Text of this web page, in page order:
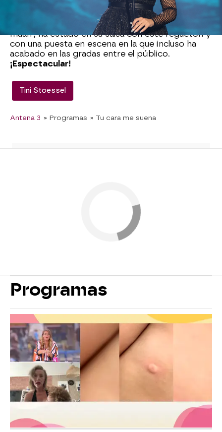
Además, se ha notado lo que Miriam ha
disfrutado de la actuación. Al grito de ‘Tini,
muah’, ha estado en su salsa con este reguetón y
con una puesta en escena en la que incluso ha
acabado en las gradas entre el público.
¡Espectacular!
Tini Stoessel
Antena 3 » Programas » Tu cara me suena
Programas